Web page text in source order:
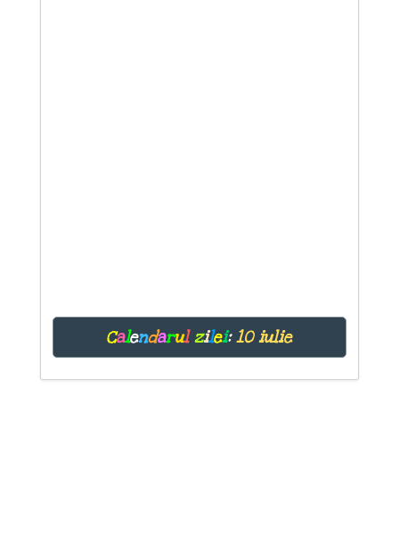
Calendarul zilei: 10 iulie